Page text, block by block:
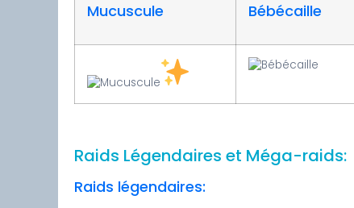
Mucuscule Bébécaille
Raids Légendaires et Méga-raids:
Raids légendaires: